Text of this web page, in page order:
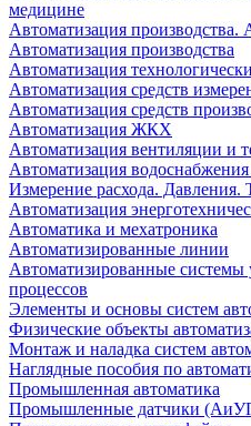
медицине
Автоматизация производства.
Автоматизация производства
Автоматизация
Автоматизация средств
Автоматизация средств
Автоматизация ЖКХ
Автоматизация вентиляции и
Автоматизация
Измерение расхода. Давления.
Автоматизация
Автоматика и мехатроника
Автоматизированные линии
Автоматизированные системы
процессов
Элементы и основы систем
Физические объекты
Монтаж и наладка систем
Наглядные пособия по
Промышленная автоматика
Промышленные датчики